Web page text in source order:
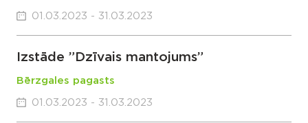
01.03.2023 - 31.03.2023
Izstāde ”Dzīvais mantojums”
Bērzgales pagasts
01.03.2023 - 31.03.2023